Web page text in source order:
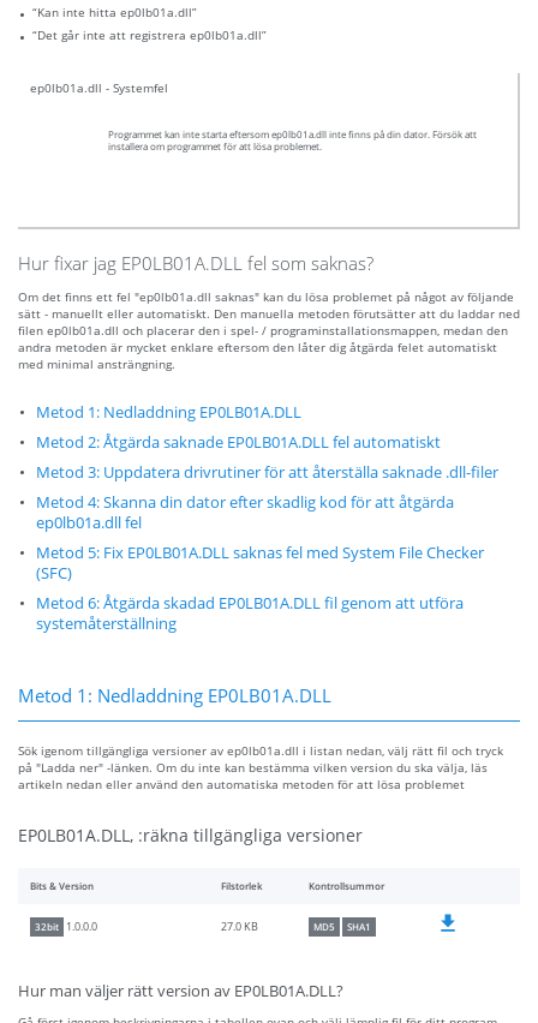
“Kan inte hitta ep0lb01a.dll”
“Det går inte att registrera ep0lb01a.dll”
ep0lb01a.dll - Systemfel
Programmet kan inte starta eftersom ep0lb01a.dll inte finns på din dator. Försök att
installera om programmet för att lösa problemet.
Hur fixar jag EP0LB01A.DLL fel som saknas?
Om det finns ett fel "ep0lb01a.dll saknas" kan du lösa problemet på något av följande
sätt - manuellt eller automatiskt. Den manuella metoden förutsätter att du laddar ned
filen ep0lb01a.dll och placerar den i spel- / programinstallationsmappen, medan den
andra metoden är mycket enklare eftersom den låter dig åtgärda felet automatiskt
med minimal ansträngning.
Metod 1: Nedladdning EP0LB01A.DLL
Metod 2: Åtgärda saknade EP0LB01A.DLL fel automatiskt
Metod 3: Uppdatera drivrutiner för att återställa saknade .dll-filer
Metod 4: Skanna din dator efter skadlig kod för att åtgärda
ep0lb01a.dll fel
Metod 5: Fix EP0LB01A.DLL saknas fel med System File Checker
(SFC)
Metod 6: Åtgärda skadad EP0LB01A.DLL fil genom att utföra
systemåterställning
Metod 1: Nedladdning EP0LB01A.DLL
Sök igenom tillgängliga versioner av ep0lb01a.dll i listan nedan, välj rätt fil och tryck
på "Ladda ner" -länken. Om du inte kan bestämma vilken version du ska välja, läs
artikeln nedan eller använd den automatiska metoden för att lösa problemet
EP0LB01A.DLL, :räkna tillgängliga versioner
Bits & Version Filstorlek Kontrollsummor
32bit 1.0.0.0 27.0 KB MD5 SHA1
Hur man väljer rätt version av EP0LB01A.DLL?